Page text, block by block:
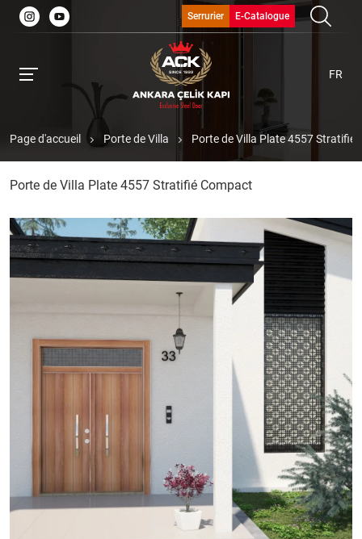
Serrurier E-Catalogue
FR
Page d'accueil Porte de Villa Porte de Villa Plate 4557 Stratifié
Porte de Villa Plate 4557 Stratifié Compact